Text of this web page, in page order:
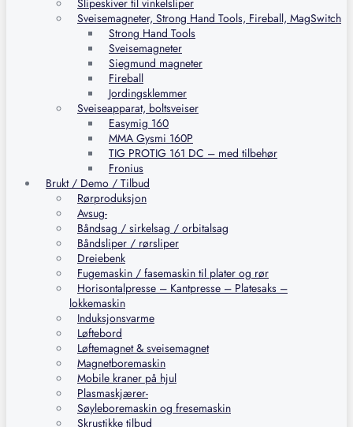
Slipeskiver til vinkelsliper
Sveisemagneter, Strong Hand Tools, Fireball, MagSwitch
Strong Hand Tools
Sveisemagneter
Siegmund magneter
Fireball
Jordingsklemmer
Sveiseapparat, boltsveiser
Easymig 160
MMA Gysmi 160P
TIG PROTIG 161 DC – med tilbehør
Fronius
Brukt / Demo / Tilbud
Rørproduksjon
Avsug-
Båndsag / sirkelsag / orbitalsag
Båndsliper / rørsliper
Dreiebenk
Fugemaskin / fasemaskin til plater og rør
Horisontalpresse – Kantpresse – Platesaks –
lokkemaskin
Induksjonsvarme
Løftebord
Løftemagnet & sveisemagnet
Magnetboremaskin
Mobile kraner på hjul
Plasmaskjærer-
Søyleboremaskin og fresemaskin
Skrustikke tilbud